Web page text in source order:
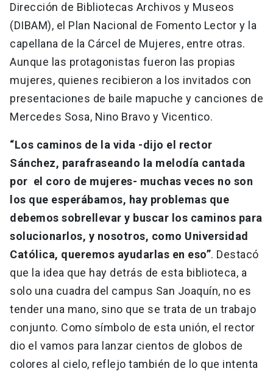
Dirección de Bibliotecas Archivos y Museos
(DIBAM), el Plan Nacional de Fomento Lector y la
capellana de la Cárcel de Mujeres, entre otras.
Aunque las protagonistas fueron las propias
mujeres, quienes recibieron a los invitados con
presentaciones de baile mapuche y canciones de
Mercedes Sosa, Nino Bravo y Vicentico.
“Los caminos de la vida -dijo el rector
Sánchez, parafraseando la melodía cantada
por el coro de mujeres- muchas veces no son
los que esperábamos, hay problemas que
debemos sobrellevar y buscar los caminos para
solucionarlos, y nosotros, como Universidad
Católica, queremos ayudarlas en eso”. Destacó
que la idea que hay detrás de esta biblioteca, a
solo una cuadra del campus San Joaquín, no es
tender una mano, sino que se trata de un trabajo
conjunto. Como símbolo de esta unión, el rector
dio el vamos para lanzar cientos de globos de
colores al cielo, reflejo también de lo que intenta